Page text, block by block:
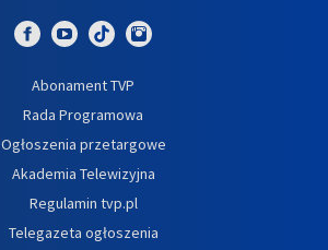
Abonament TVP
Rada Programowa
Ogłoszenia przetargowe
Akademia Telewizyjna
Regulamin tvp.pl
Telegazeta ogłoszenia